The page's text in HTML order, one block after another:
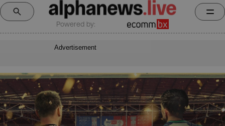
Powered by:
Advertisement